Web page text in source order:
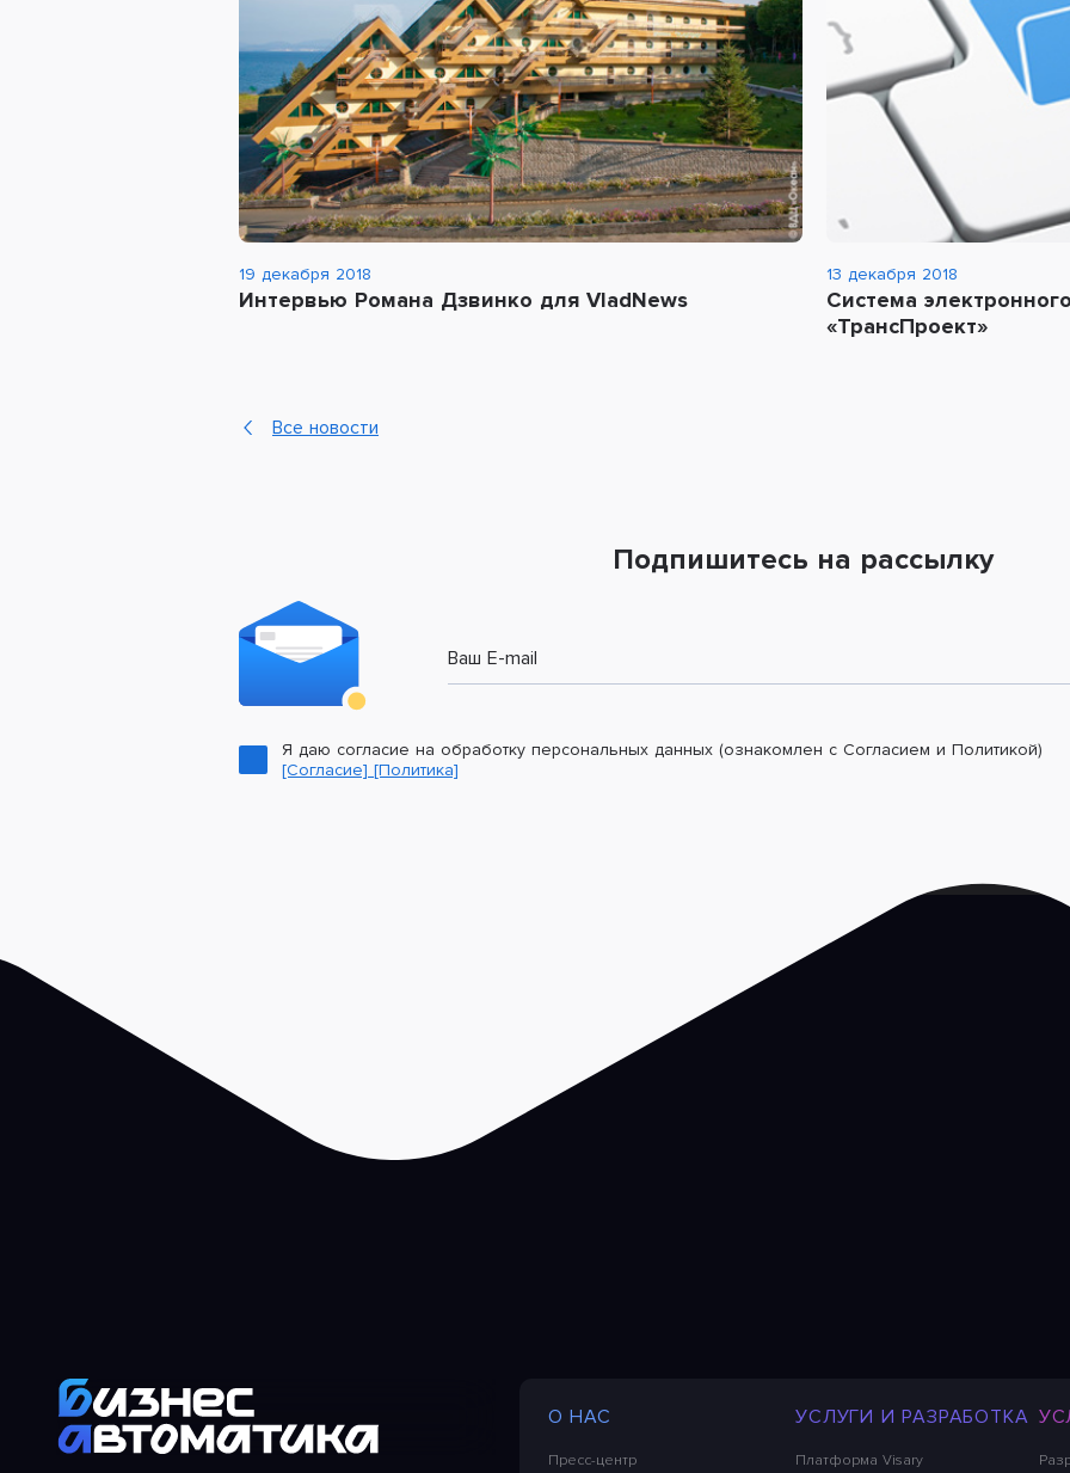
19 декабря 2018
Интервью Романа Дзвинко для VladNews
13 декабря 2018
Система
«ТрансПроект»
Все новости
Подпишитесь на рассылку
Ваш E-mail
Я даю согласие на обработку персональных данных (ознакомлен с Согласием и Политикой)
[Согласие] [Политика]
О НАС
Пресс-центр
УСЛУГИ И РАЗРАБОТКА
Платформа Visary